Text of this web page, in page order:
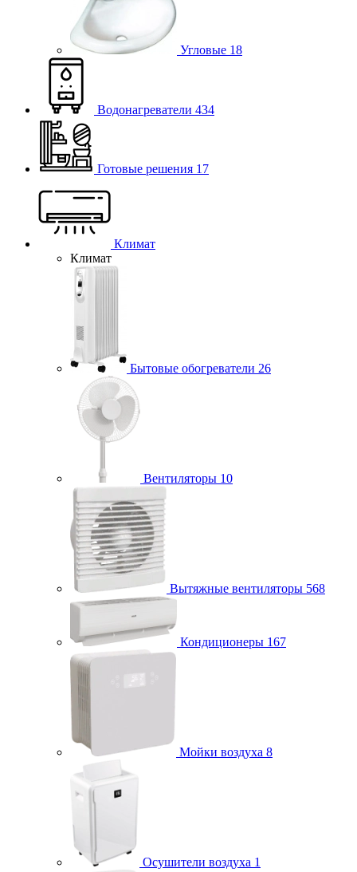
Угловые 18
Водонагреватели 434
Готовые решения 17
Климат
Климат
Бытовые обогреватели 26
Вентиляторы 10
Вытяжные вентиляторы 568
Кондиционеры 167
Мойки воздуха 8
Осушители воздуха 1